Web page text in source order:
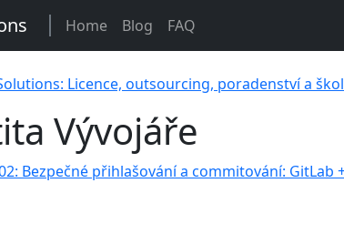
Home Blog FAQ
Licence, outsourcing, poradenství a
Vývojáře
Bezpečné přihlašování a commitování: GitLab